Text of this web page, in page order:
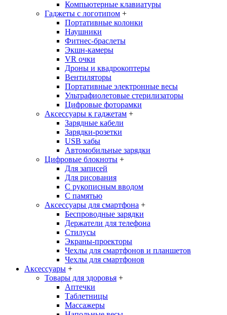
Компьютерные клавиатуры
Гаджеты с логотипом +
Портативные колонки
Наушники
Фитнес-браслеты
Экшн-камеры
VR очки
Дроны и квадрокоптеры
Вентиляторы
Портативные электронные весы
Ультрафиолетовые стерилизаторы
Цифровые фоторамки
Аксессуары к гаджетам +
Зарядные кабели
Зарядки-розетки
USB хабы
Автомобильные зарядки
Цифровые блокноты +
Для записей
Для рисования
С рукописным вводом
С памятью
Аксессуары для смартфона +
Беспроводные зарядки
Держатели для телефона
Стилусы
Экраны-проекторы
Чехлы для смартфонов и планшетов
Чехлы для смартфонов
Аксессуары +
Товары для здоровья +
Аптечки
Таблетницы
Массажеры